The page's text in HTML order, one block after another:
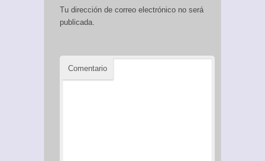
Tu dirección de correo electrónico no será
publicada.
Comentario